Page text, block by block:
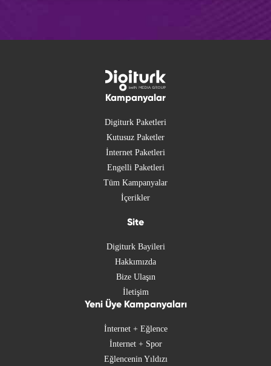
Kampanyalar
Digiturk Paketleri
Kutusuz Paketler
İnternet Paketleri
Engelli Paketleri
Tüm Kampanyalar
İçerikler
Site
Digiturk Bayileri
Hakkımızda
Bize Ulaşın
İletişim
Yeni Üye Kampanyaları
İnternet + Eğlence
İnternet + Spor
Eğlencenin Yıldızı